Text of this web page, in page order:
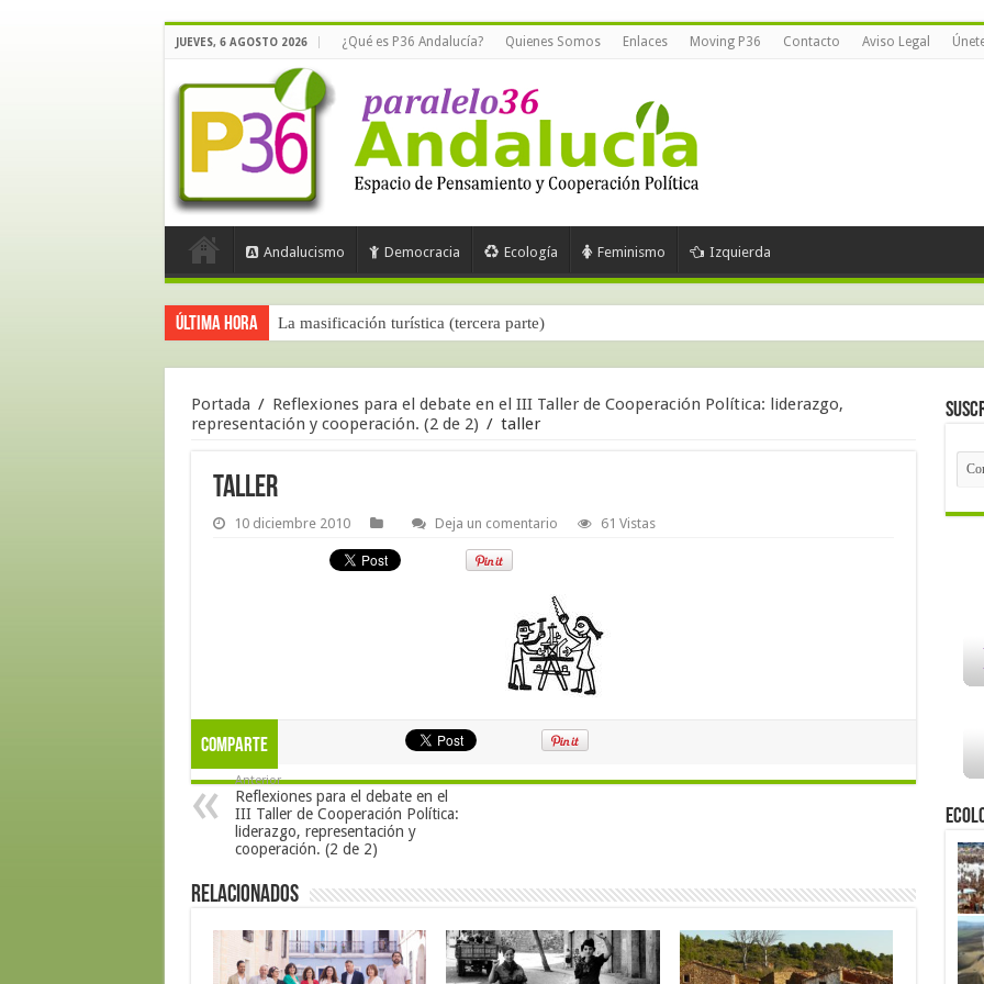
JUEVES, 6 AGOSTO 2026 ¿Qué es P36 Andalucía? Quienes Somos Enlaces Moving P36 Contacto Aviso Legal
Andalucismo Democracia Ecología Feminismo Izquierda
Última hora La masificación turística (tercera parte)
Portada / Reflexiones para el debate en el III Taller de Cooperación Política: liderazgo,
representación y cooperación. (2 de 2) / taller
taller
10 diciembre 2010 Deja un comentario 61 Vistas
Comparte
Anterior
Reflexiones para el debate en el
III Taller de Cooperación Política:
liderazgo, representación y
cooperación. (2 de 2)
Relacionados